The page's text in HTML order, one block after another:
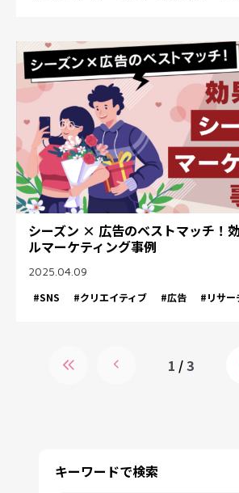
シーズン × 広告のベストマッチ！
ルマーケティング事例
2025.04.09
#SNS
#クリエイティブ #広告 #リサー
1 /3
キーワードで検索